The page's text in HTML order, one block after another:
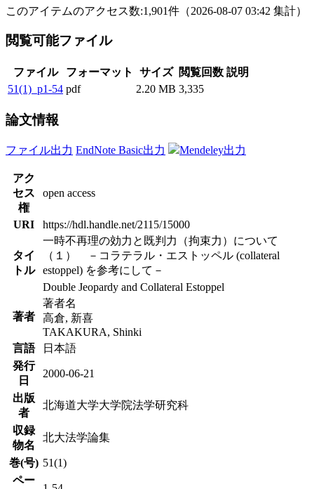
このアイテムのアクセス数:1,901件 （2026-08-07 03:42 集計）
閲覧可能ファイル
ファイル フォーマット サイズ 閲覧回数 説明
51(1)_p1-54 pdf 2.20 MB 3,335
論文情報
ファイル出力 EndNote Basic出力 Mendeley出力
アク
セス
権
open access
URI https://hdl.handle.net/2115/15000
タイ
トル
一時不再理の効力と既判力（拘束力）について
（１） －コラテラル・エストッペル (collateral
estoppel) を参考にして－
Double Jeopardy and Collateral Estoppel
著者
著者名
高倉, 新喜
TAKAKURA, Shinki
言語
日本語
発行
日
2000-06-21
出版
者
北海道大学大学院法学研究科
収録
物名
北大法学論集
巻(号) 51(1)
ペー